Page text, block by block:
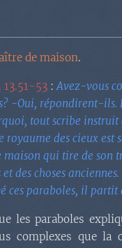
de maison.
53 :Avez-vous
-Oui, répondirent-
tout scribe instruit
royaume des cieux est
qui tire de son
des choses anciennes.
ces paraboles, il partit
les paraboles
complexes que la